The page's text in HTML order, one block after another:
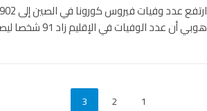
هوبي أن عدد الوفيات في الإقليم زاد 91 شخصا ليصبح 871 شخصا بحلول أمس الأحد...
1
2
3